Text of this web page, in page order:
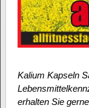
Kalium Kapseln
erhalten Sie